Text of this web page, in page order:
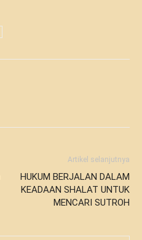
Artikel selanjutnya
HUKUM BERJALAN DALAM
KEADAAN SHALAT UNTUK
MENCARI SUTROH